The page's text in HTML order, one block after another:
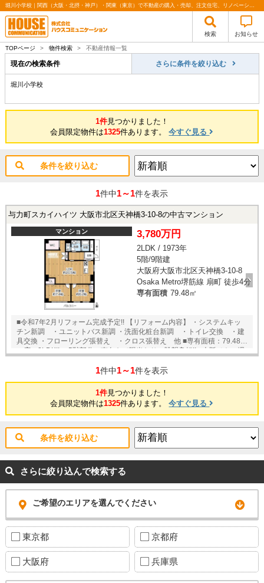
堀川小学校｜関西（大阪・北摂・神戸）・関東（東京）で不動産の購入・売却、注文住宅、リノベーションの事なら株式会社ハウスコミュニケーション
検索 お知らせ
TOPページ > 物件検索 > 不動産情報一覧
現在の検索条件 さらに条件を絞り込む
堀川小学校
1件見つかりました！
会員限定物件は1325件あります。今すぐ見る
条件を絞り込む
1件中1～1件を表示
与力町スカイハイツ 大阪市北区天神橋3-10-8の中古マンション
マンション 3,780万円
2LDK / 1973年
5階/9階建
大阪府大阪市北区天神橋3-10-8
Osaka Metro堺筋線 扇町 徒歩4分
専有面積 79.48㎡
■令和7年2月リフォーム完成予定!! 【リフォーム内容】 ・システムキッ
チン新調 ・ユニットバス新調 ・洗面化粧台新調 ・トイレ交換 ・建
具交換 ・フローリング張替え ・クロス張替え 他 ■専有面積：79.48㎡
の広々2LDK!! 5階部分・南向きで陽当たり・眺望良好!! ■大阪メトロ堺
可能物件！お好きな日時でご内覧可能！★ 当店までお電話いただくか、
い合わせ下さい！業務に精通したスタッフが丁寧に対応致します。ご来
店が困難な場合は、ご希望場所でのお待ち合わせも可能です。
1件中1～1件を表示
1件見つかりました！
会員限定物件は1325件あります。今すぐ見る
条件を絞り込む
さらに絞り込んで検索する
ご希望のエリアを選んでください
東京都 京都府
大阪府 兵庫県